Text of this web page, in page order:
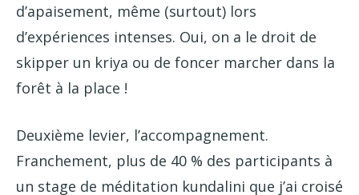
d’apaisement, même (surtout) lors
d’expériences intenses. Oui, on a le droit de
skipper un kriya ou de foncer marcher dans la
forêt à la place !
Deuxième levier, l’accompagnement.
Franchement, plus de 40 % des participants à
un stage de méditation kundalini que j’ai croisé